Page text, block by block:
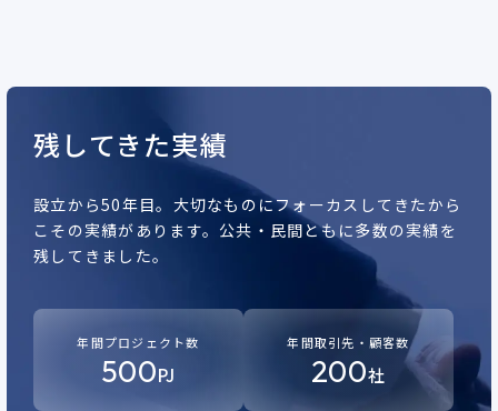
残してきた実績
設立から50年目。 大切なものにフォーカスしてきたから
こその実績があります。 公共・民間ともに多数の実績を
残してきました。
年間プロジェクト数
500PJ
年間取引先・顧客数
200社